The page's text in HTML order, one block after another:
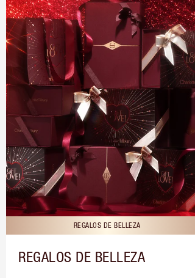
REGALOS DE BELLEZA
REGALOS DE BELLEZA